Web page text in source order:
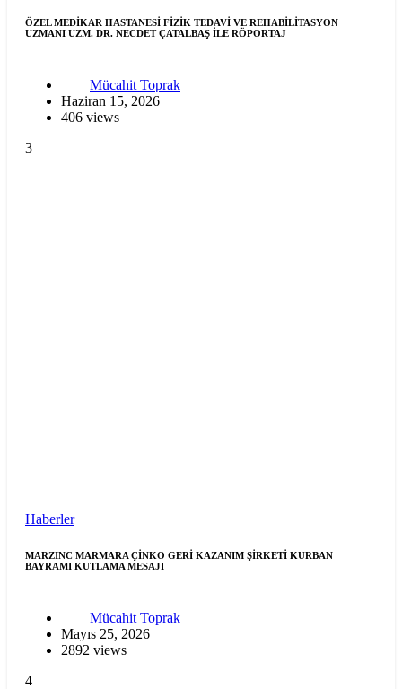
ÖZEL MEDİKAR HASTANESİ FİZİK TEDAVİ VE REHABİLİTASYON
UZMANI UZM. DR. NECDET ÇATALBAŞ İLE RÖPORTAJ
Mücahit Toprak
Haziran 15, 2026
406 views
3
Haberler
MARZINC MARMARA ÇİNKO GERİ KAZANIM ŞİRKETİ KURBAN
BAYRAMI KUTLAMA MESAJI
Mücahit Toprak
Mayıs 25, 2026
2892 views
4